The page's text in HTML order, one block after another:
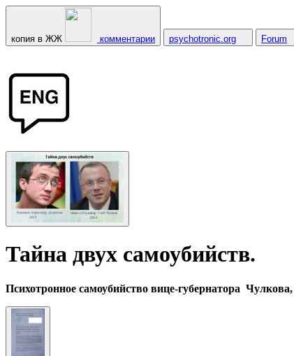
копия в ЖЖ комментарии psychotronic.org Forum
Тайна двух самоубийств.
Психотронное самоубийство вице-губернатора